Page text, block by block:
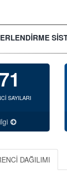
SAYILARI
DAĞILIMI